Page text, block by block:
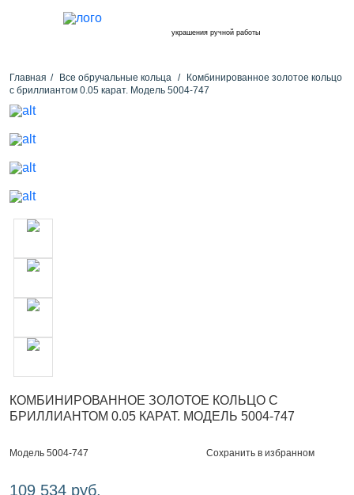
украшения ручной работы
Главная Все обручальные кольца
Комбинированное золотое кольцо
с бриллиантом 0.05 карат. Модель 5004-747
КОМБИНИРОВАННОЕ ЗОЛОТОЕ КОЛЬЦО С
БРИЛЛИАНТОМ 0.05 КАРАТ. МОДЕЛЬ 5004-747
Модель 5004-747 Сохранить в избранном
109 534 руб.